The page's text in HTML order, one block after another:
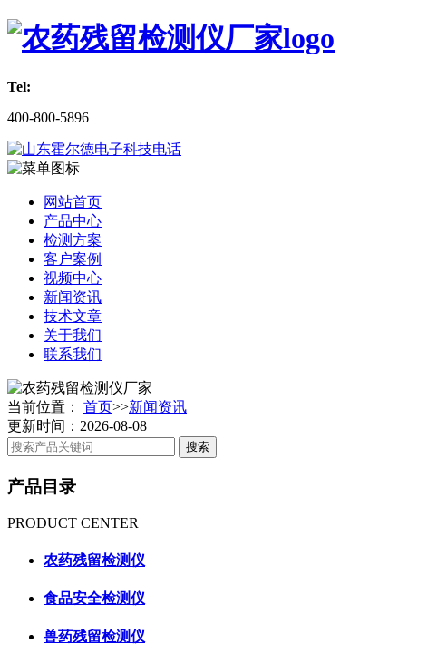
Tel:
400-800-5896
网站首页
产品中心
检测方案
客户案例
视频中心
新闻资讯
技术文章
关于我们
联系我们
当前位置： 首页>>新闻资讯
更新时间：2026-08-08
产品目录
PRODUCT CENTER
农药残留检测仪
食品安全检测仪
兽药残留检测仪